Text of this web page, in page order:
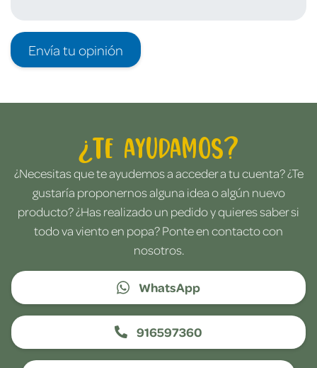
Envía tu opinión
¿Te ayudamos?
¿Necesitas que te ayudemos a acceder a tu cuenta? ¿Te
gustaría proponernos alguna idea o algún nuevo
producto? ¿Has realizado un pedido y quieres saber si
todo va viento en popa? Ponte en contacto con
nosotros.
WhatsApp
916597360